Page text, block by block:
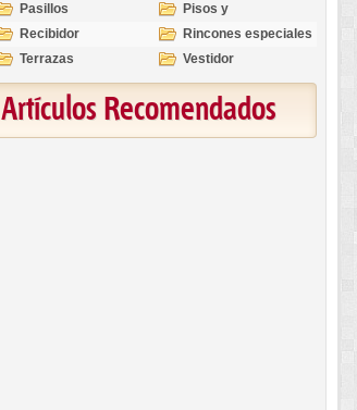
Pasillos
Pisos y
revestimientos
Recibidor
Rincones especiales
Terrazas
Vestidor
Artículos Recomendados